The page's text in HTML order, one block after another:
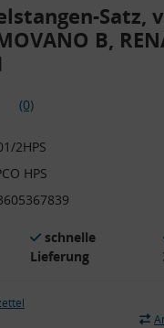
Satz,
B,
(0)
2HPS
HPS
schnelle
Lieferung